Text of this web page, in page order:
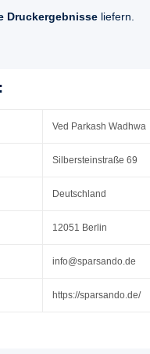
Druckergebnisse liefern.
Ved Parkash Wadhwa
Silbersteinstraße 69
Deutschland
12051 Berlin
info@sparsando.de
https://sparsando.de/